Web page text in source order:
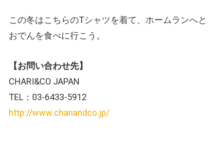
この冬はこちらのTシャツを着て、ホームランへと
おでんを食べに行こう。
【お問い合わせ先】
CHARI&CO JAPAN
TEL：03-6433-5912
http://www.chariandco.jp/